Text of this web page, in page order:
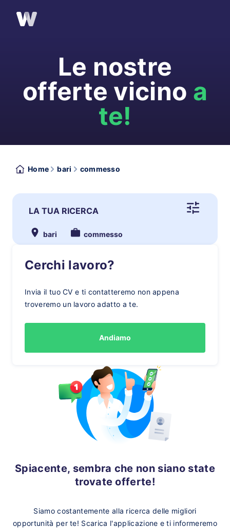
Le nostre
offerte vicino a
te!
Home bari commesso
LA TUA RICERCA
bari commesso
Cerchi lavoro?
Invia il tuo CV e ti contatteremo non appena
troveremo un lavoro adatto a te.
Andiamo
Spiacente, sembra che non siano state
trovate offerte!
Siamo costantemente alla ricerca delle migliori
opportunità per te! Scarica l'applicazione e ti informeremo